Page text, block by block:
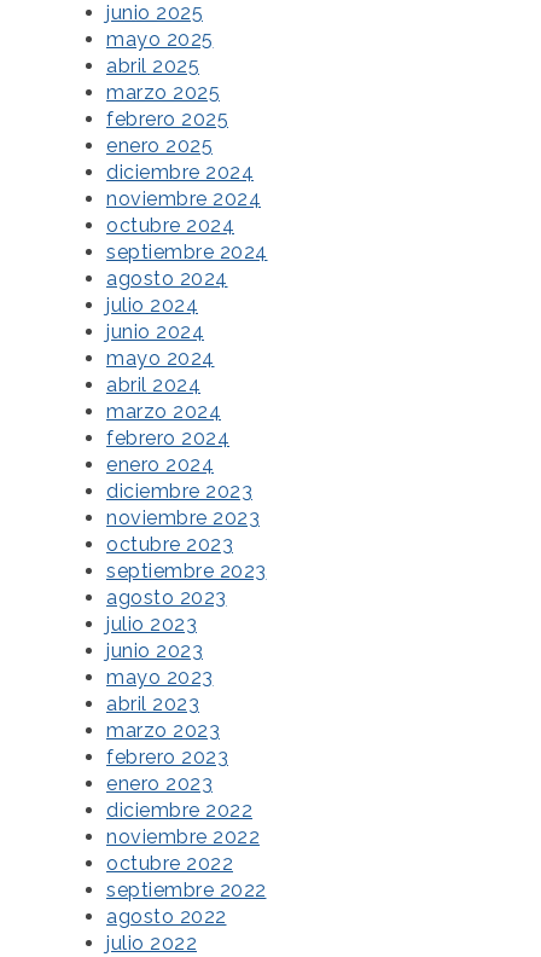
junio 2025
mayo 2025
abril 2025
marzo 2025
febrero 2025
enero 2025
diciembre 2024
noviembre 2024
octubre 2024
septiembre 2024
agosto 2024
julio 2024
junio 2024
mayo 2024
abril 2024
marzo 2024
febrero 2024
enero 2024
diciembre 2023
noviembre 2023
octubre 2023
septiembre 2023
agosto 2023
julio 2023
junio 2023
mayo 2023
abril 2023
marzo 2023
febrero 2023
enero 2023
diciembre 2022
noviembre 2022
octubre 2022
septiembre 2022
agosto 2022
julio 2022